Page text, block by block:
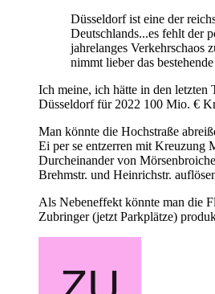
Düsseldorf ist eine der
Deutschlands...es fehlt der
jahrelanges Verkehrschaos
nimmt lieber das
Ich meine, ich hätte in den letzten
Düsseldorf für 2022 100 Mio. €
Man könnte die Hochstraße
Ei per se entzerren mit Kreuzung
Durcheinander von
Brehmstr. und Heinrichstr.
Als Nebeneffekt könnte man die
Zubringer (jetzt Parkplätze)